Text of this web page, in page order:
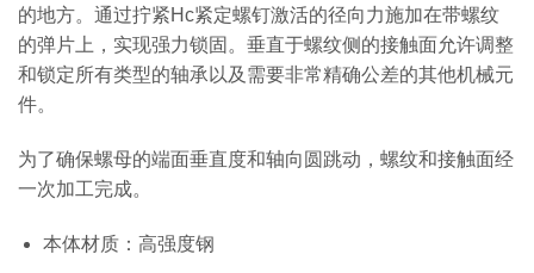
的地方。通过拧紧Hc紧定螺钉激活的径向力施加在带螺纹
的弹片上，实现强力锁固。垂直于螺纹侧的接触面允许调整
和锁定所有类型的轴承以及需要非常精确公差的其他机械元
件。
为了确保螺母的端面垂直度和轴向圆跳动，螺纹和接触面经
一次加工完成。
本体材质：高强度钢